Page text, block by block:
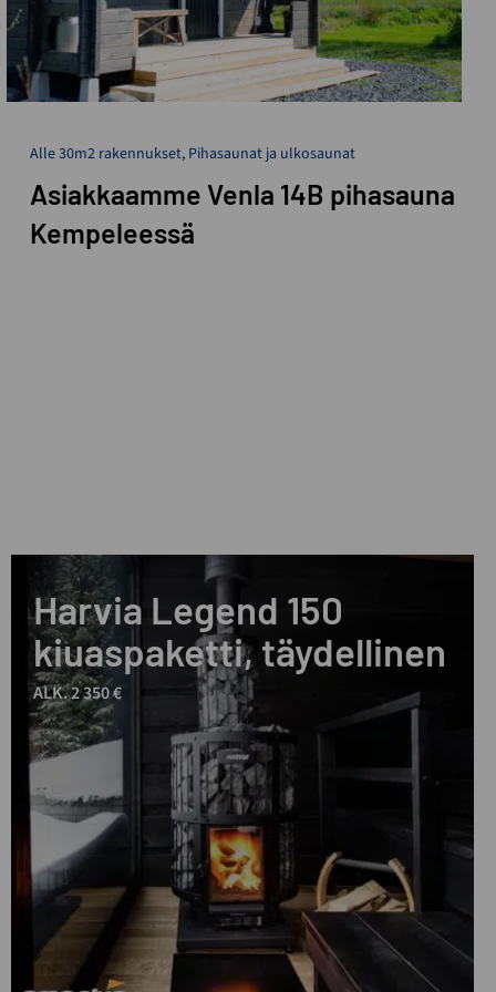
Alle 30m2 rakennukset, Pihasaunat ja ulkosaunat
Asiakkaamme Venla 14B pihasauna
Kempeleessä
Harvia Legend 150
kiuaspaketti, täydellinen
ALK. 2 350 €